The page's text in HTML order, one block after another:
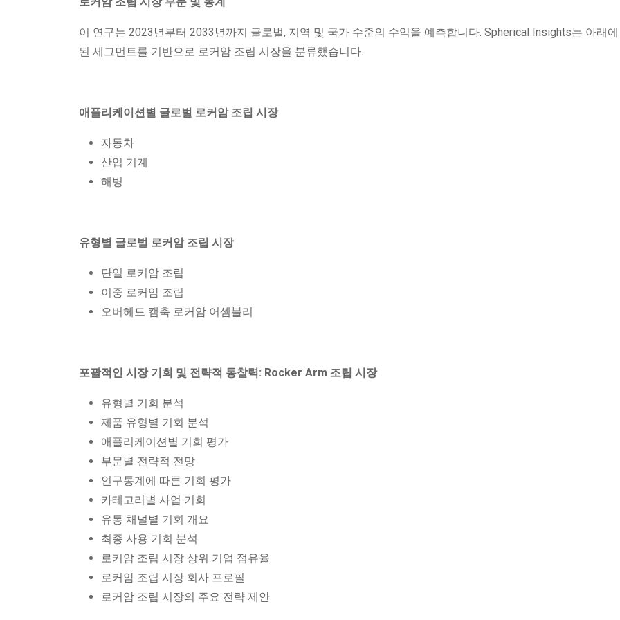
이 연구는 2023년부터 2033년까지 글로벌, 지역 및 국가 수준의 수익을 예측합니다. Spherical Insights는 아래
된 세그먼트를 기반으로 로커암 조립 시장을 분류했습니다.
애플리케이션별 글로벌 로커암 조립 시장
자동차
산업 기계
해병
유형별 글로벌 로커암 조립 시장
단일 로커암 조립
이중 로커암 조립
오버헤드 캠축 로커암 어셈블리
포괄적인 시장 기회 및 전략적 통찰력: Rocker Arm 조립 시장
유형별 기회 분석
제품 유형별 기회 분석
애플리케이션별 기회 평가
부문별 전략적 전망
인구통계에 따른 기회 평가
카테고리별 사업 기회
유통 채널별 기회 개요
최종 사용 기회 분석
로커암 조립 시장 상위 기업 점유율
로커암 조립 시장 회사 프로필
로커암 조립 시장의 주요 전략 제안